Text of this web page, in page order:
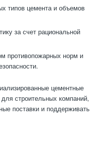
типов цемента и объемов
за счет рациональной
противопожарных норм и
цементные
строительных компаний,
поставки и поддерживать